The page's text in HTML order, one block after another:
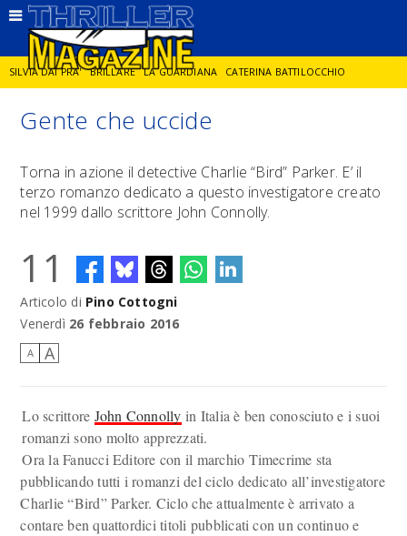
SILVIA DAI PRA' BRILLARE LA GUARDIANA CATERINA BATTILOCCHIO
JORGE DIAZ LA SPIA DELITTO IN CORNICE
DIEGO ZANDEL GLI ANNI DI PIETRA
Gente che uccide
Torna in azione il detective Charlie “Bird” Parker. E’ il
terzo romanzo dedicato a questo investigatore creato
nel 1999 dallo scrittore John Connolly.
11
Articolo di Pino Cottogni
Venerdì 26 febbraio 2016
A A
Lo scrittore John Connolly in Italia è ben conosciuto e i suoi
romanzi sono molto apprezzati.
Ora la Fanucci Editore con il marchio Timecrime sta
pubblicando tutti i romanzi del ciclo dedicato all’investigatore
Charlie “Bird” Parker. Ciclo che attualmente è arrivato a
contare ben quattordici titoli pubblicati con un continuo e